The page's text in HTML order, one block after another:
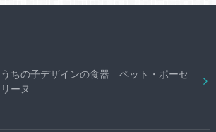
うちの子デザインの食器 ペット・ポーセ
リーヌ